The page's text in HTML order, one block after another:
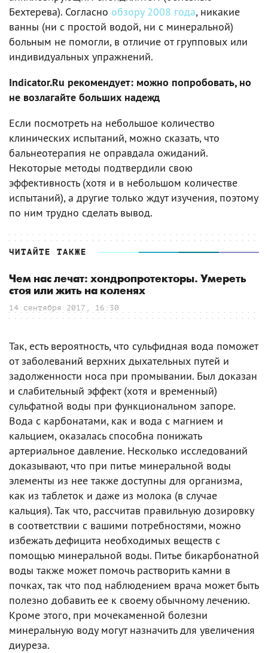
Бехтерева). Согласно обзору 2008 года, никакие
ванны (ни с простой водой, ни с минеральной)
больным не помогли, в отличие от групповых или
индивидуальных упражнений.
Indicator.Ru рекомендует: можно попробовать, но
не возлагайте больших надежд
Если посмотреть на небольшое количество
клинических испытаний, можно сказать, что
бальнеотерапия не оправдала ожиданий.
Некоторые методы подтвердили свою
эффективность (хотя и в небольшом количестве
испытаний), а другие только ждут изучения, поэтому
по ним трудно сделать вывод.
ЧИТАЙТЕ ТАКЖЕ
Чем нас лечат: хондропротекторы. Умереть
стоя или жить на коленях
14 сентября 2017, 16:30
Так, есть вероятность, что сульфидная вода поможет
от заболеваний верхних дыхательных путей и
задолженности носа при промывании. Был доказан
и слабительный эффект (хотя и временный)
сульфатной воды при функциональном запоре.
Вода с карбонатами, как и вода с магнием и
кальцием, оказалась способна понижать
артериальное давление. Несколько исследований
доказывают, что при питье минеральной воды
элементы из нее также доступны для организма,
как из таблеток и даже из молока (в случае
кальция). Так что, рассчитав правильную дозировку
в соответствии с вашими потребностями, можно
избежать дефицита необходимых веществ с
помощью минеральной воды. Питье бикарбонатной
воды также может помочь растворить камни в
почках, так что под наблюдением врача может быть
полезно добавить ее к своему обычному лечению.
Кроме этого, при мочекаменной болезни
минеральную воду могут назначить для увеличения
диуреза.